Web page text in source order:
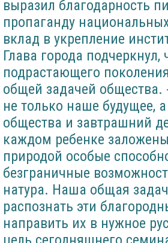
выразил благодарность
пропаганду
вклад в укрепление
Глава города подчеркнул,
подрастающего
общей задачей общества.
не только наше будущее,
общества и завтрашний
каждом ребенке
природой особые
безграничные
натура. Наша общая
распознать эти
направить их в нужное